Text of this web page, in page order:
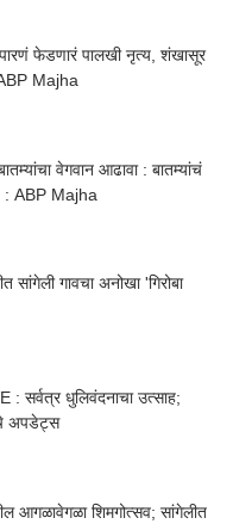
फेडणारं पालखी नृत्य, शंखासूर
Majha
वेगवान आढावा : बातम्यांचं
: ABP Majha
गावचा अनोखा 'गिरोबा
अपडेट्स
आगळावेगळा शिमगोत्सव; सांगेलीत